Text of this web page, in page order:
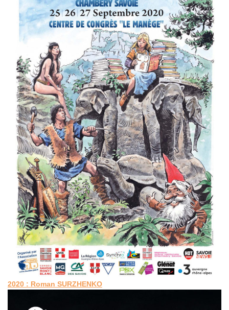
2020 : Roman SURZHENKO